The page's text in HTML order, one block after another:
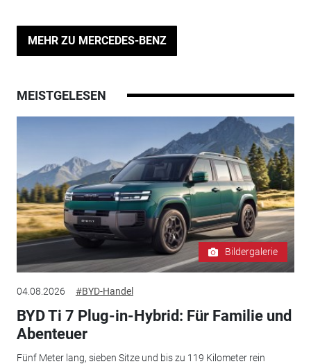
MEHR ZU MERCEDES-BENZ
MEISTGELESEN
Bildergalerie
04.08.2026 #BYD-Handel
BYD Ti 7 Plug-in-Hybrid: Für Familie und
Abenteuer
Fünf Meter lang, sieben Sitze und bis zu 119 Kilometer rein